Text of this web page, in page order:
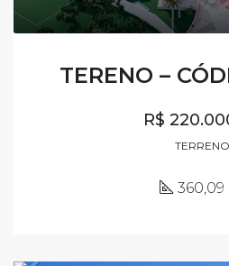
TERENO –
R$
TERRENO
360,09